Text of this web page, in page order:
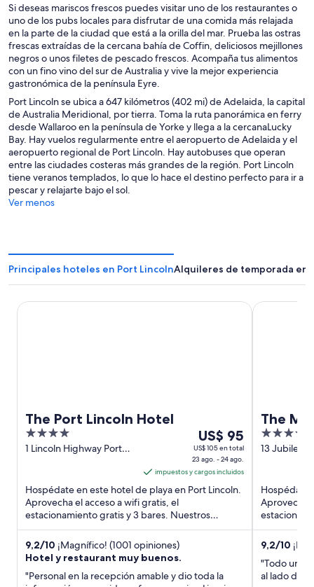
Si deseas mariscos frescos puedes visitar uno de los restaurantes o
uno de los pubs locales para disfrutar de una comida más relajada
en la parte de la ciudad que está a la orilla del mar. Prueba las ostras
frescas extraídas de la cercana bahía de Coffin, deliciosos mejillones
negros o unos filetes de pescado frescos. Acompaña tus alimentos
con un fino vino del sur de Australia y vive la mejor experiencia
gastronómica de la península Eyre.
Port Lincoln se ubica a 647 kilómetros (402 mi) de Adelaida, la capital
de Australia Meridional, por tierra. Toma la ruta panorámica en ferry
desde Wallaroo en la península de Yorke y llega a la cercanaLucky
Bay. Hay vuelos regularmente entre el aeropuerto de Adelaida y el
aeropuerto regional de Port Lincoln. Hay autobuses que operan
entre las ciudades costeras más grandes de la región. Port Lincoln
tiene veranos templados, lo que lo hace el destino perfecto para ir a
pescar y relajarte bajo el sol.
Ver menos
Principales hoteles en Port LincolnAlquileres de temporada en
The Port Lincoln Hotel
4
out
1 Lincoln Highway Port
Del
23
ago
al
24
el
es
US$ 95
US$ 105 en total
23 ago. - 24 ago.
impuestos y cargos incluidos
Hospédate en este hotel de playa en Port Lincoln.
Aprovecha el acceso a wifi gratis, el
estacionamiento gratis y 3 bares. Nuestros
huéspedes destacan la atención ...
9,2/10 ¡Magnífico! (1001 opiniones)
Hotel y restaurant muy buenos.
"Personal en la recepción amable y dio toda la
The Port Lincoln Hotel
The
4
out
13 Jubilee
Hospédate
Aprovecha
huéspedes
9,2/10
"Todo una
al lado de
The Marina